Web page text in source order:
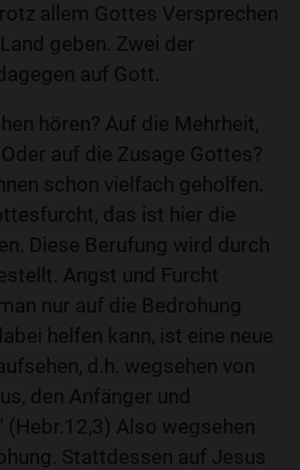
allem Gottes Versprechen
geben. Zwei der
auf Gott.
hören? Auf die Mehrheit,
auf die Zusage Gottes?
schon vielfach geholfen.
das ist hier die
Diese Berufung wird durch
Angst und Furcht
nur auf die Bedrohung
helfen kann, ist eine neue
d.h. wegsehen von
den Anfänger und
(Hebr.12,3) Also wegsehen
Stattdessen auf Jesus